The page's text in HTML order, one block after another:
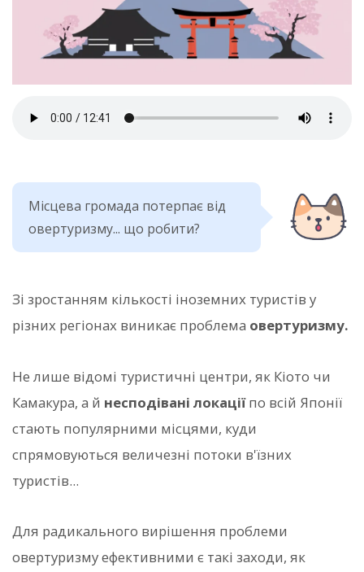
Місцева громада потерпає від
овертуризму... що робити?
Зі зростанням кількості іноземних туристів у
різних регіонах виникає проблема овертуризму.
Не лише відомі туристичні центри, як Кіото чи
Камакура, а й несподівані локаціїпо всій Японії
стають популярними місцями, куди
спрямовуються величезні потоки в'їзних
туристів...
Для радикального вирішення проблеми
овертуризму ефективними є такі заходи, як